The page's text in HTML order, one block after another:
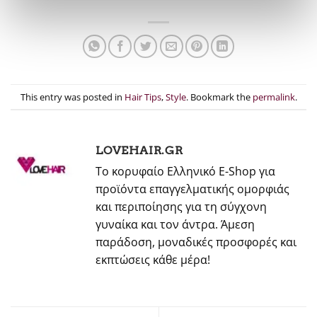
This entry was posted in Hair Tips,Style. Bookmark the permalink.
LOVEHAIR.GR
Το κορυφαίο Ελληνικό E-Shop για
προϊόντα επαγγελματικής ομορφιάς
και περιποίησης για τη σύγχονη
γυναίκα και τον άντρα. Άμεση
παράδοση, μοναδικές προσφορές και
εκπτώσεις κάθε μέρα!